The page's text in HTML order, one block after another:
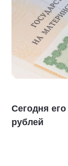
Сегодня
рублей